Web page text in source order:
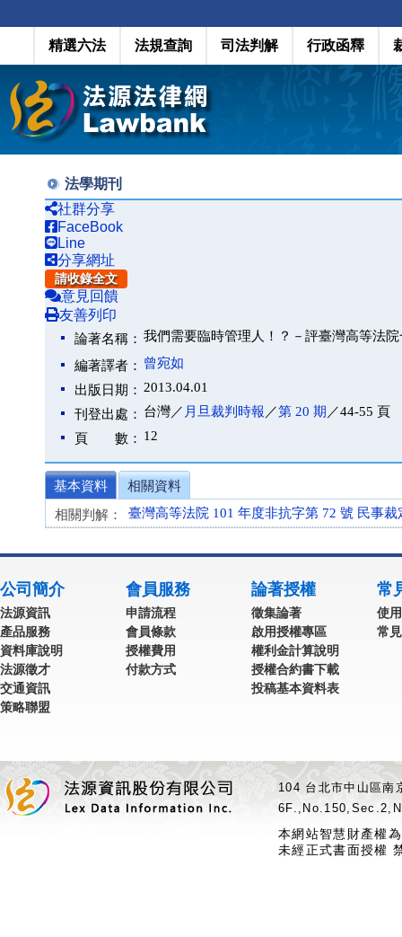
精選六法 法規查詢 司法判解 行政函釋
法學期刊
社群分享
FaceBook
Line
分享網址
請收錄全文
意見回饋
友善列印
論著名稱： 我們需要臨時管理人！？－評臺灣高等法
編著譯者： 曾宛如
出版日期： 2013.04.01
刊登出處： 台灣／ 月旦裁判時報 ／第 20 期 ／44-55 頁
頁 數： 12
基本資料
相關資料
相關判解：
臺灣高等法院 101 年度非抗字第 72 號 民事裁
公司簡介
法源資訊
產品服務
資料庫說明
法源徵才
交通資訊
策略聯盟
會員服務
申請流程
會員條款
授權費用
付款方式
論著授權
徵集論著
啟用授權專區
權利金計算說明
授權合約書下載
投稿基本資料表
常
使
常
104 台北市中山區
本網站智慧財產權
未經正式書面授權